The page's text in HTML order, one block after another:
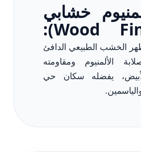
خشابي
الخشب الطبيعي الدافئ
الألمنيوم ومقاومته
يفضله سكان حي